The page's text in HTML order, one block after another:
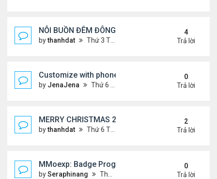
NỖI BUỒN ĐÊM ĐÔNG !!!
bythanhdat Thứ 3 Tháng 12 24, 2024 9:44 am
4
Trả lời
Customize with phone ringtones
by JenaJena Thứ 6 Tháng 1 03, 2025 1:20 am
0
Trả lời
MERRY CHRISTMAS 2024 & HAPPY NEW YEAR
bythanhdat Thứ 6 Tháng 12 20, 2024 2:25 pm
2
Trả lời
MMoexp: Badge Progression in NBA 2K25 is
bySeraphinang Thứ 3 Tháng 11 26, 2024 7:47 pm
0
Trả lời